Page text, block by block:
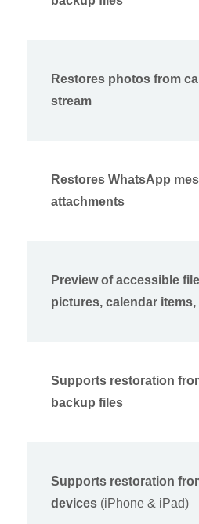
Restores photos from
stream
Restores WhatsApp
attachments
Preview of accessible
pictures, calendar items,
Supports restoration
backup files
Supports restoration
devices (iPhone & iPad)